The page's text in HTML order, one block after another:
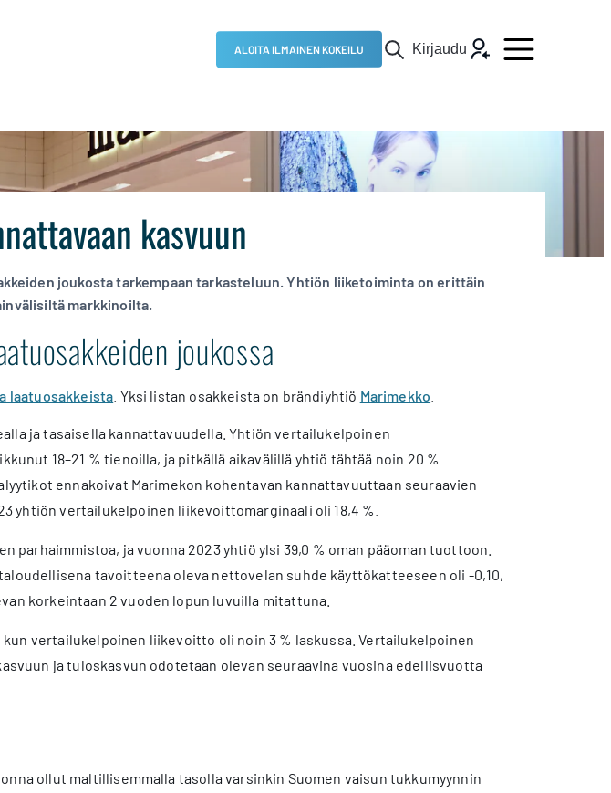
ALOITA ILMAINEN KOKEILU Kirjaudu
kasvuun
joukosta tarkempaan tarkasteluun. Yhtiön liiketoiminta on erittäin
markkinoilta.
joukossa
laatuosakkeista . Yksi listan osakkeista on brändiyhtiö Marimekko
ja tasaisella kannattavuudella. Yhtiön vertailukelpoinen
18–21 % tienoilla, ja pitkällä aikavälillä yhtiö tähtää noin 20 %
ennakoivat Marimekon kohentavan kannattavuuttaan seuraavien
yhtiön vertailukelpoinen liikevoittomarginaali oli 18,4 %.
parhaimmistoa, ja vuonna 2023 yhtiö ylsi 39,0 % oman pääoman tuottoon.
tavoitteena oleva nettovelan suhde käyttökatteeseen oli -0,10,
korkeintaan 2 vuoden lopun luvuilla mitattuna.
vertailukelpoinen liikevoitto oli noin 3 % laskussa. Vertailukelpoinen
ja tuloskasvun odotetaan olevan seuraavina vuosina edellisvuotta
ollut maltillisemmalla tasolla varsinkin Suomen vaisun tukkumyynnin